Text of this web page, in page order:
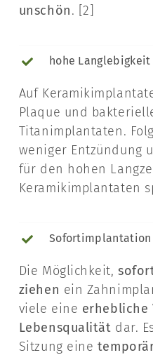
unschön. [2]
hohe Langlebigkeit
Auf
Plaque und
Titanimplantaten.
weniger Entzündung
für den hohen
Keramikimplantaten
Sofortimplantation
Die Möglichkeit,
ziehen ein
viele eine erhebliche
Lebensqualität dar.
Sitzung eine